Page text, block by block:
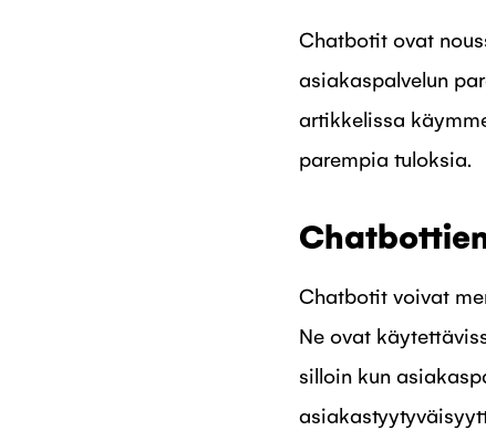
Chatbotit ovat
asiakaspalvelun
artikkelissa
parempia tuloksia.
Chatbotit voivat
Ne ovat
silloin kun